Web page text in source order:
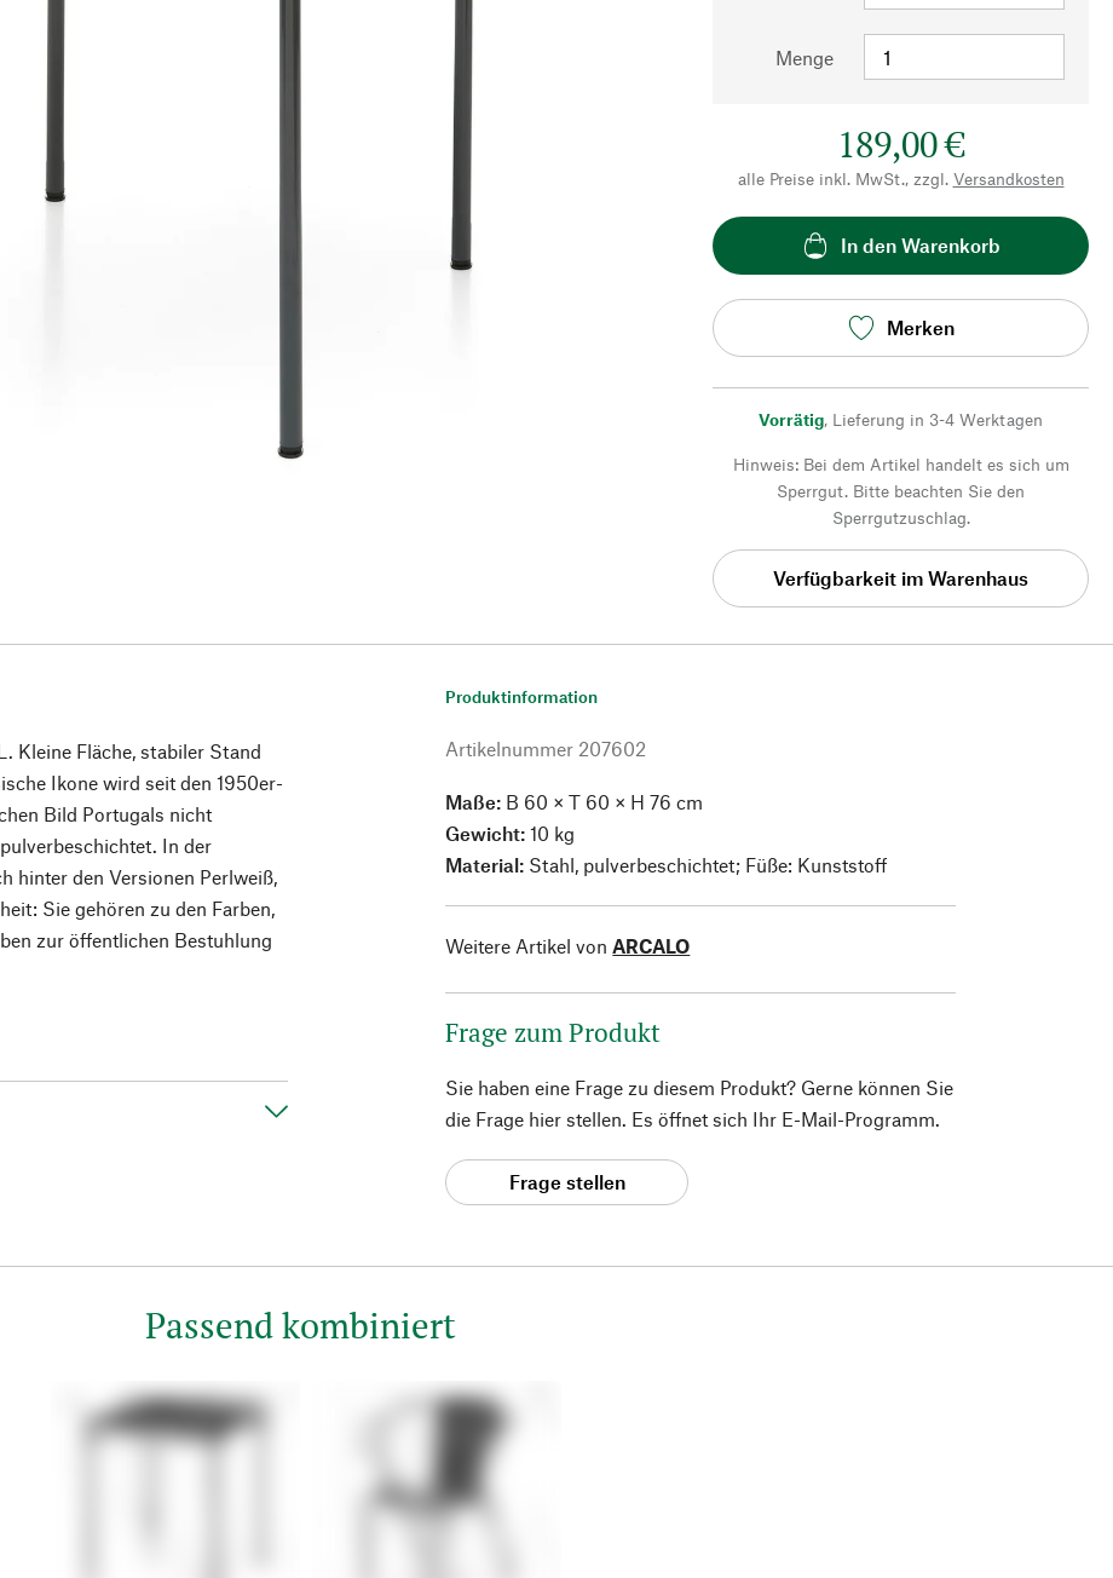
Menge
189,00 €
alle Preise inkl. MwSt., zzgl. Versandkosten
In den Warenkorb
Merken
Vorrätig, Lieferung in 3-4 Werktagen
Hinweis: Bei dem Artikel handelt es sich um
Sperrgut. Bitte beachten Sie den
Sperrgutzuschlag.
Verfügbarkeit im Warenhaus
Kleine Fläche, stabiler Stand
Ikone wird seit den 1950er-
Bild Portugals nicht
In der
hinter den Versionen Perlweiß,
Sie gehören zu den Farben,
zur öffentlichen Bestuhlung
Produktinformation
Artikelnummer 207602
Maße: B 60 × T 60 × H 76 cm
Gewicht: 10 kg
Material: Stahl, pulverbeschichtet; Füße: Kunststoff
Weitere Artikel von ARCALO
Frage zum Produkt
Sie haben eine Frage zu diesem Produkt? Gerne können Sie
die Frage hier stellen. Es öffnet sich Ihr E-Mail-Programm.
Frage stellen
Passend kombiniert